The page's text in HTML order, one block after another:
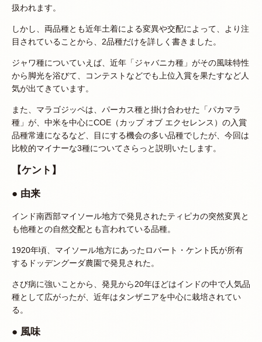
扱われます。
しかし、両品種とも近年土着による変異や交配によって、より注
目されていることから、2品種だけを詳しく書きました。
ジャワ種についていえば、近年「ジャバニカ種」がその風味特性
から脚光を浴びて、コンテストなどでも上位入賞を果たすなど人
気が出てきています。
また、マラゴジッペは、パーカス種と掛け合わせた「パカマラ
種」が、中米を中心にCOE（カップ オブ エクセレンス）の入賞
品種常連になるなど、目にする機会の多い品種でしたが、今回は
比較的マイナーな3種についてさらっと説明いたします。
【ケント】
● 由来
インド南西部マイソール地方で発見されたティピカの突然変異と
も他種との自然交配とも言われている品種。
1920年頃、マイソール地方にあったロバート・ケント氏が所有
するドッデングーダ農園で発見された。
さび病に強いことから、発見から20年ほどはインドの中で人気品
種として広がったが、近年はタンザニアを中心に栽培されてい
る。
● 風味